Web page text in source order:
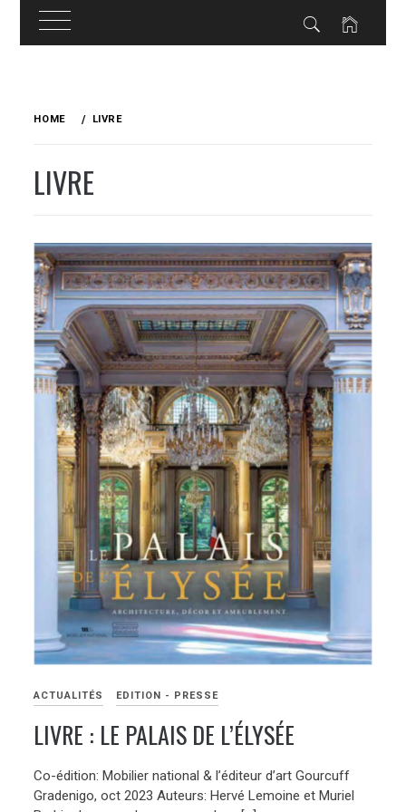
HOME LIVRE
LIVRE
ACTUALITÉS EDITION - PRESSE
LIVRE : LE PALAIS DE L’ÉLYSÉE
Co-édition: Mobilier national & l’éditeur d’art Gourcuff
Gradenigo, oct 2023 Auteurs: Hervé Lemoine et Muriel